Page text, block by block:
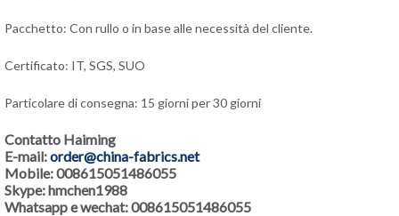
Pacchetto: Con rullo o in base alle necessità del cliente.
Certificato: IT, SGS, SUO
Particolare di consegna: 15 giorni per 30 giorni
Contatto Haiming
E-mail:order@china-fabrics.net
Mobile: 008615051486055
Skype: hmchen1988
Whatsapp e wechat: 008615051486055